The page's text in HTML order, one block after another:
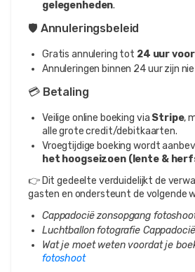
gelegenheden.
🛡️ Annuleringsbeleid
Gratis annulering tot 24 uur
Annuleringen binnen 24 uur zijn
💳 Betaling
Veilige online boeking via Stripe,
alle grote credit/debitkaarten.
Vroegtijdige boeking wordt
het hoogseizoen (lente &
👉 Dit gedeelte verduidelijkt de
gasten en ondersteunt de volgende
Cappadocië zonsopgang
Luchtballon fotografie Cappadocië
Wat je moet weten voordat je
fotoshoot